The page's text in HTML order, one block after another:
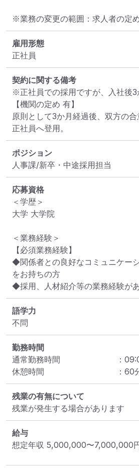
※業務の変更の範囲：求人者の定
雇用形態
正社員
契約に関する備考
※正社員での採用ですが、入社後3
【機関の定め 有】
原則として3か月経過後、双方の
正社員へ登用。
ポジション
人事課/新卒・中途採用担当
応募資格
＜学歴＞
大学 大学院
＜業務経験＞
【必須業務経験】
◆関係者との良好なコミュニケー
をお持ちの方
◆採用、人材紹介等の業務経験が
語学力
不問
勤務時間
通常勤務時間
：
休憩時間
： 60
残業の有無について
残業が発生する場合があります
給与
想定年収 5,000,000〜7,000,000